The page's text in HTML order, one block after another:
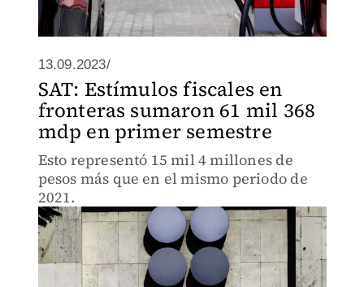
13.09.2023/
SAT: Estímulos fiscales en
fronteras sumaron 61 mil 368
mdp en primer semestre
Esto representó 15 mil 4 millones de
pesos más que en el mismo periodo de
2021.